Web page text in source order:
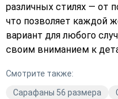
различных стилях — от
что позволяет каждой
вариант для любого случая. Бренд Таир-Гранд
своим вниманием к
изготовлены эти
долговечность.
Смотрите также:
Сарафаны 56 размера